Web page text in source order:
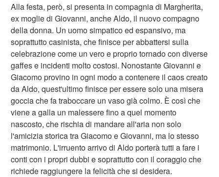
Alla festa, però, si presenta in compagnia di Margherita,
ex moglie di Giovanni, anche Aldo, il nuovo compagno
della donna. Un uomo simpatico ed espansivo, ma
soprattutto casinista, che finisce per abbattersi sulla
celebrazione come un vero e proprio tornado con diverse
gaffes e incidenti molto costosi. Nonostante Giovanni e
Giacomo provino in ogni modo a contenere il caos creato
da Aldo, quest'ultimo finisce per essere solo una misera
goccia che fa traboccare un vaso già colmo. È così che
viene a galla un malessere fino a quel momento
nascosto, che rischia di mandare all'aria non solo
l'amicizia storica tra Giacomo e Giovanni, ma lo stesso
matrimonio. L'irruento arrivo di Aldo porterà tutti a fare i
conti con i propri dubbi e soprattutto con il coraggio che
richiede raggiungere la felicità che si desidera.